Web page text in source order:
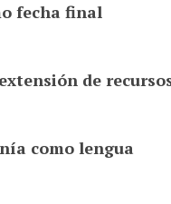
fecha final
de
como lengua